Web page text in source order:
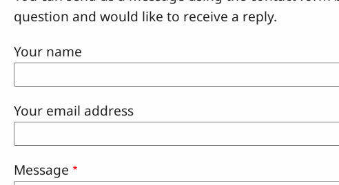
question and would like to receive a reply.
Your name
Your email address
Message